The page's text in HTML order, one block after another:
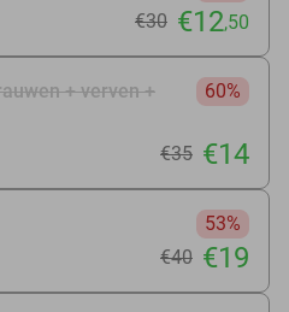
€30 €12,50
+ verven +
60%
€35 €14
53%
€40 €19